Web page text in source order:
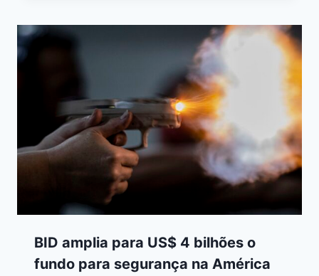
BID amplia para US$ 4 bilhões o
fundo para segurança na América